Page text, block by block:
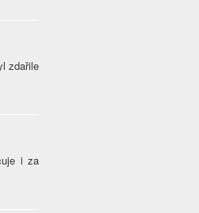
zdařile
i za